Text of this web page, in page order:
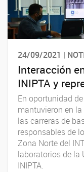
24/09/2021 |
Interacción
INIPTA y
En oportunidad
mantuvieron en
las carreras de
responsables de
Zona Norte del
laboratorios de la
INIPTA.